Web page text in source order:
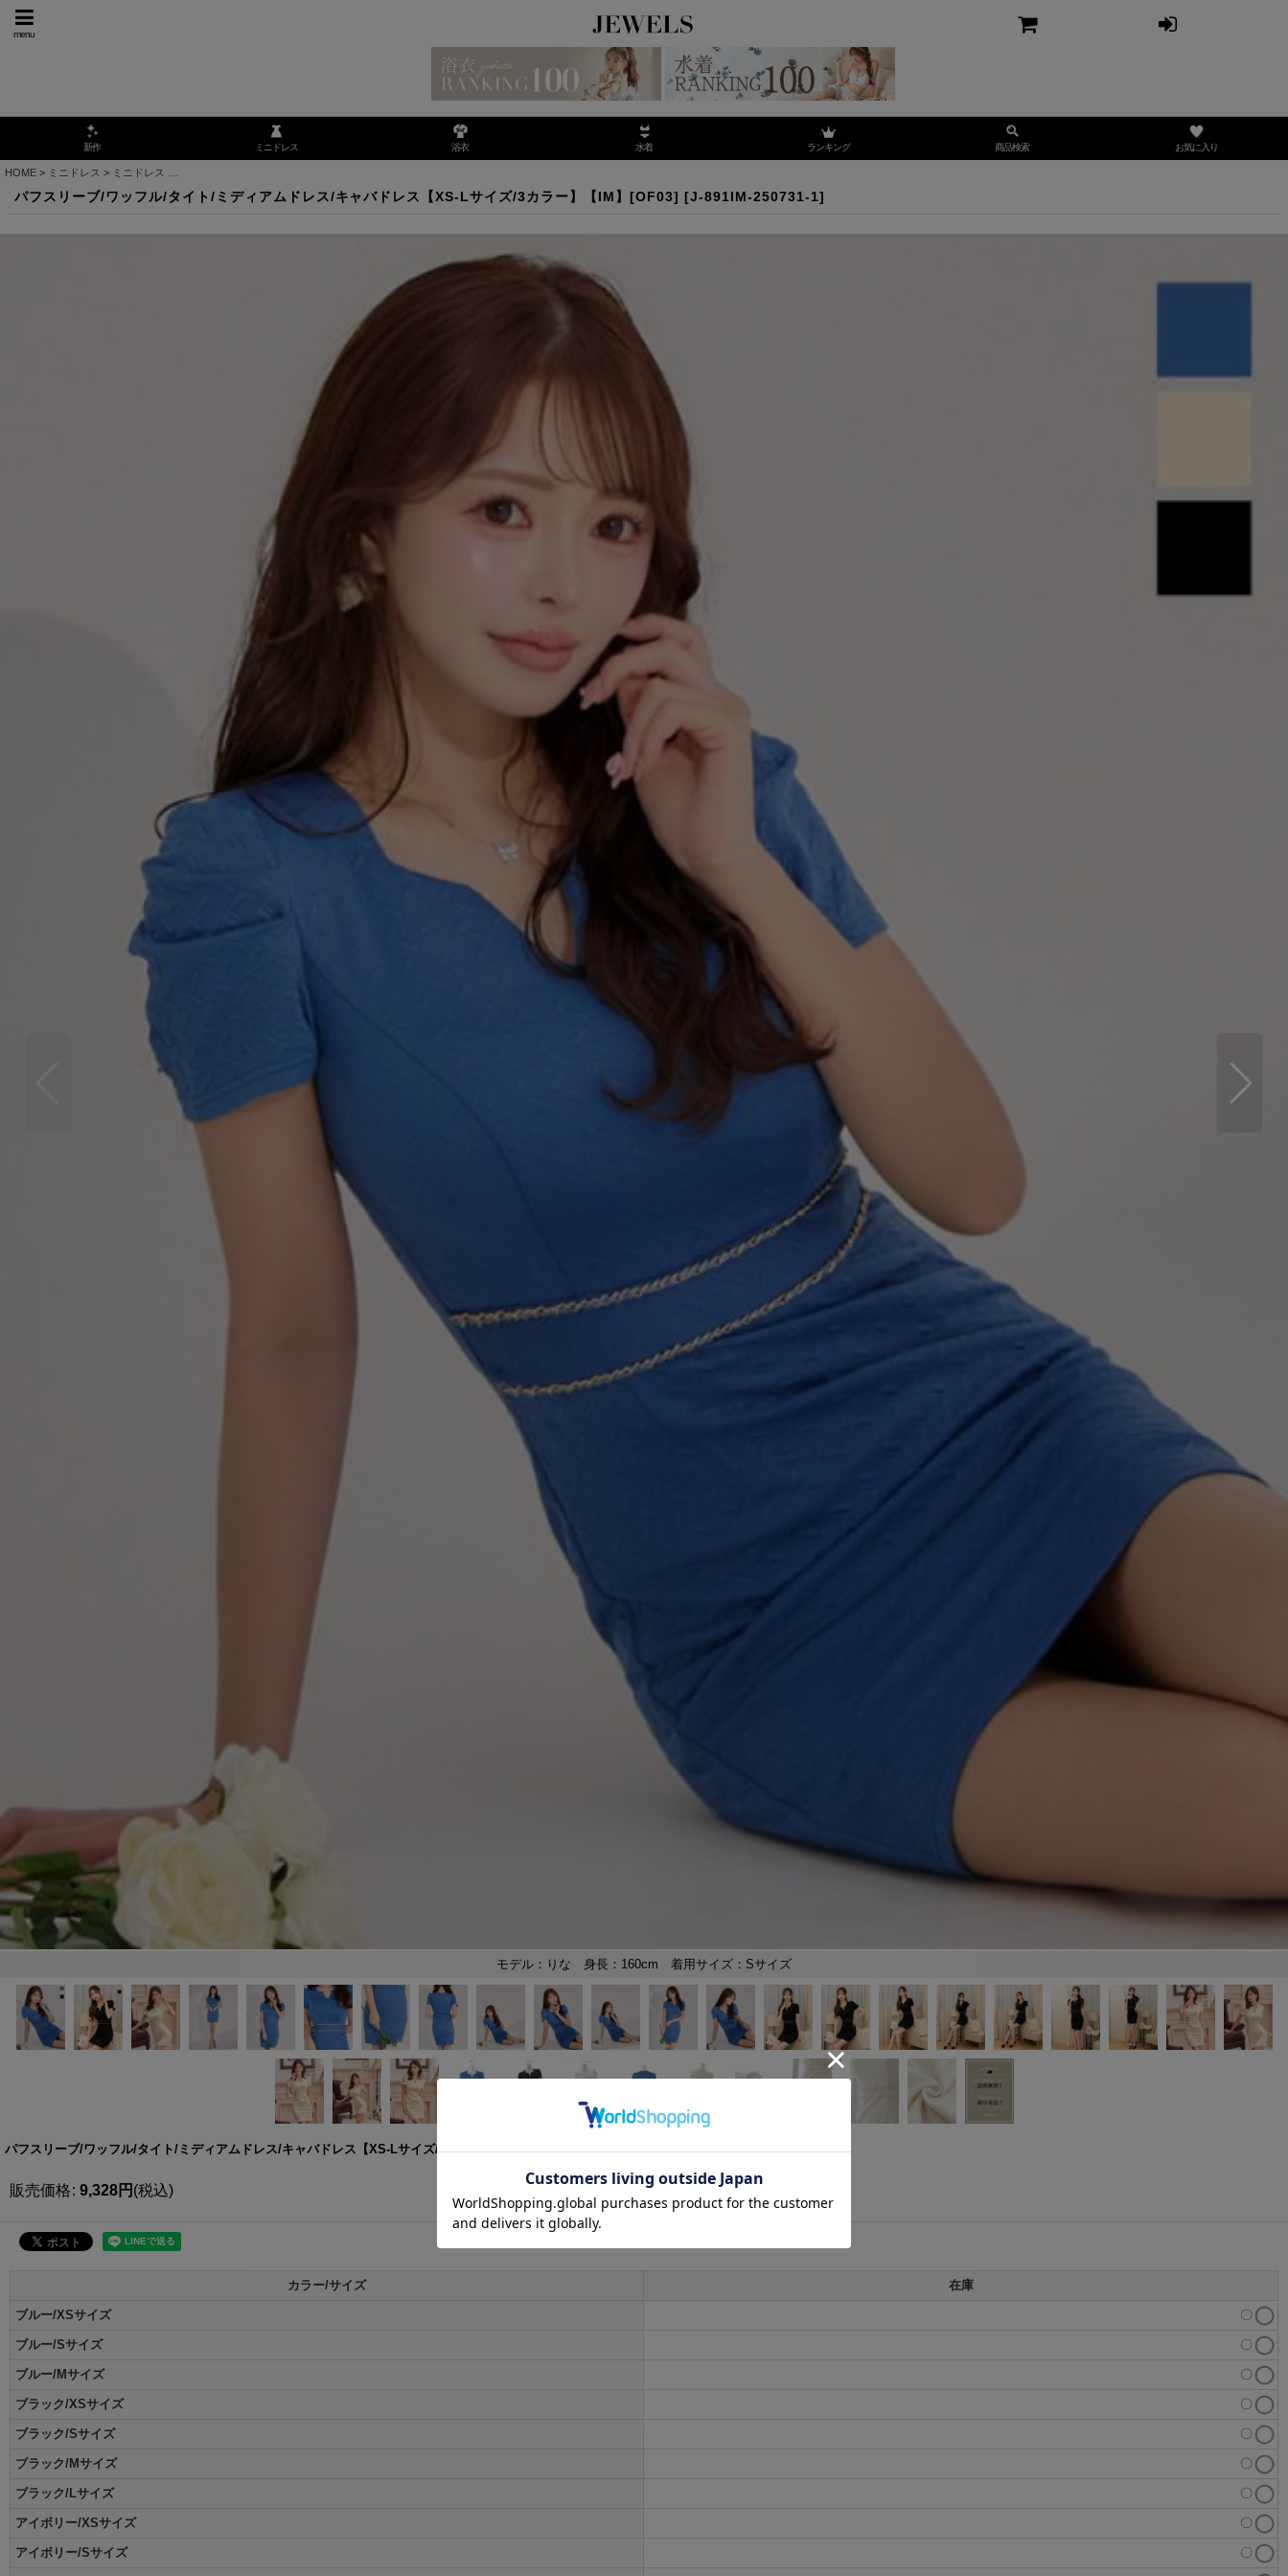
menu
新作 ミニドレス 浴衣 水着 ランキング 商品検索 お気に入り
HOME > ミニドレス > ミニドレス
パフスリーブ/ワッフル/タイト/ミディアムドレス/キャバドレス【XS-Lサイズ/3カラー】【IM】[OF03] [J-891IM-250731-1]
パフスリーブ/ワッフル/タイト/ミディアムドレス/キャバドレス【XS-Lサイズ/3カラー】【IM】[OF03] [J-891IM-250731-1]
販売価格: 9,328円 (税込)
カラー/サイズ 在庫
ブルー/XSサイズ 〇
ブルー/Sサイズ 〇
ブルー/Mサイズ 〇
ブラック/XSサイズ 〇
ブラック/Sサイズ 〇
ブラック/Mサイズ 〇
ブラック/Lサイズ 〇
アイボリー/XSサイズ 〇
アイボリー/Sサイズ 〇